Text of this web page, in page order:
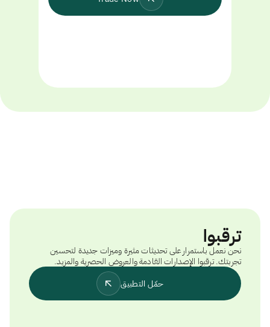
ترقبوا
نحن نعمل باستمرار على تحديثات مثيرة وميزات جديدة لتحسين
تجربتك. ترقبوا الإصدارات القادمة والعروض الحصرية والمزيد.
حمّل التطبيق